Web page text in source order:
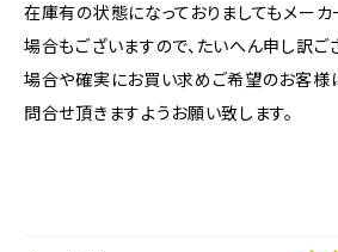
在庫有の状態になっておりましてもメーカ
場合もございますので、たいへん申し訳ご
場合や確実にお買い求めご希望のお客様
問合せ頂きますようお願い致します。